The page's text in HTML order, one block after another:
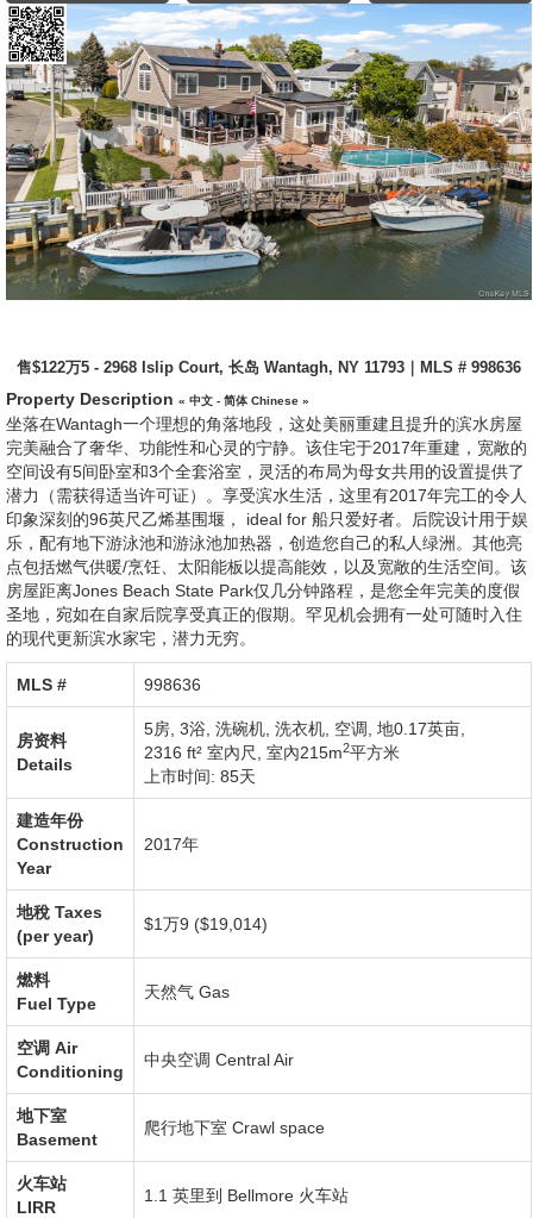
售$122万5 - 2968 Islip Court, 长岛 Wantagh, NY 11793｜MLS # 998636
Property Description « 中文 - 简体 Chinese »
坐落在Wantagh一个理想的角落地段，这处美丽重建且提升的滨水房屋
完美融合了奢华、功能性和心灵的宁静。该住宅于2017年重建，宽敞的
空间设有5间卧室和3个全套浴室，灵活的布局为母女共用的设置提供了
潜力（需获得适当许可证）。享受滨水生活，这里有2017年完工的令人
印象深刻的96英尺乙烯基围堰， ideal for 船只爱好者。后院设计用于娱
乐，配有地下游泳池和游泳池加热器，创造您自己的私人绿洲。其他亮
点包括燃气供暖/烹饪、太阳能板以提高能效，以及宽敞的生活空间。该
房屋距离Jones Beach State Park仅几分钟路程，是您全年完美的度假
圣地，宛如在自家后院享受真正的假期。罕见机会拥有一处可随时入住
的现代更新滨水家宅，潜力无穷。
MLS #‎ 998636
房资料
Details
5房, 3浴, 洗碗机 洗衣机 空调 地0.17英亩
2316 ft² 室內尺
室內215m2平方米
上市时间: 85天
建造年份
Construction
Year
2017年
地稅 Taxes
(per year)
$1万9 ($19,014)
燃料
Fuel Type
天然气 Gas
空调 Air
Conditioning
中央空调 Central Air
地下室
Basement
爬行地下室 Crawl space
火车站
LIRR
1.1 英里到 Bellmore 火车站